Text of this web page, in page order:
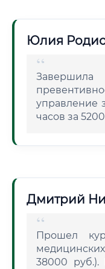
Юлия
управление
часов за
Дмитрий
Прошел
38000 руб.).